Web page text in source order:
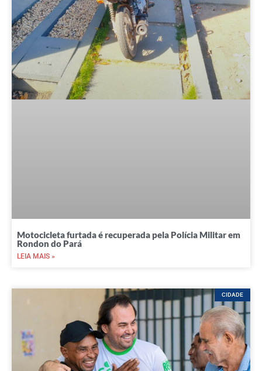
Motocicleta furtada é recuperada pela Polícia Militar em
Rondon do Pará
LEIA MAIS »
CIDADE